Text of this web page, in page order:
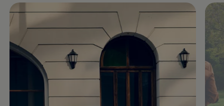
Individualisieren
Wallbox und Ladekabel
Dienste für Ihr Modell finden
Volkswagen Apps, Login und Shop
Handy und Fahrzeug verbinden
Updates für Software, Karten und Radio
Über Ihr Auto
Vorgängermodelle
Volkswagen Kundenbetreuung